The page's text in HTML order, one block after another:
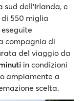
sud dell'Irlanda, e
550 miglia
compagnia di
del viaggio da
in condizioni
ampiamente a
scelta.